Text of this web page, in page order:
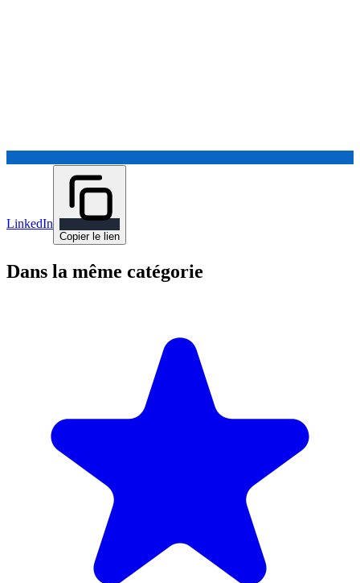
LinkedIn
Copier le lien
Dans la même catégorie